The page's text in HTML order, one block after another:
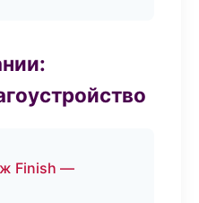
Finish —